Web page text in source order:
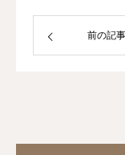
前の記事